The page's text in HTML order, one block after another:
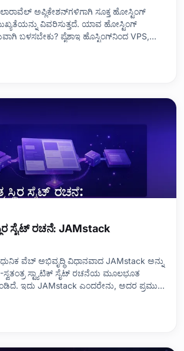
ಅಪ್ಲಿಕೇಶನ್‌ಗಳಿಗಾಗಿ ಸೂಕ್ತ ಹೋಸ್ಟಿಂಗ್
ವಿವರಿಸುತ್ತದೆ. ಯಾವ ಹೋಸ್ಟಿಂಗ್
ಬಳಸಬೇಕು? ಪೈಶಾಇ ಹೊಸ್ಟಿಂಗ್‌ನಿಂದ VPS,
ಅಪ್ಲಿಕೇಶನ್‌ಗಳಿಗೆ ಬೇಕಾದ ಪರ್ಫಾರ್ಮನ್ಸ್
ಸೈಟ್ ರಚನೆ: JAMstack
ವೆಬ್ ಅಭಿವೃದ್ಧಿ ವಿಧಾನವಾದ JAMstack ಅನ್ನು
ಸ್ವತಂತ್ರ ಸ್ಟ್ಯಾಟಿಕ್ ಸೈಟ್ ರಚನೆಯ ಮೂಲಭೂತ
ಇದು JAMstack ಎಂದರೇನು, ಅದರ ಪ್ರಮುಖ
ಸ್ಟ್ಯಾಟಿಕ್ ಸೈಟ್ ಅನ್ನು ರಚಿಸುವಲ್ಲಿ ಒಳಗೊಂಡಿರುವ